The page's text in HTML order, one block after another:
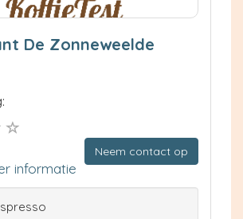
De Zonneweelde
Neem contact op
informatie